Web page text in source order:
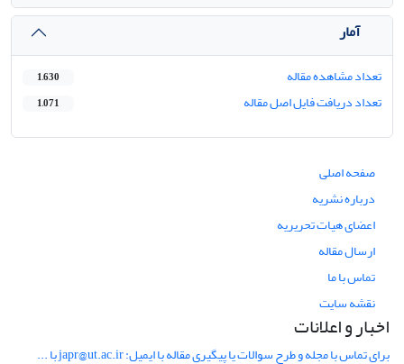
آمار
تعداد مشاهده مقاله 1,630
تعداد دریافت فایل اصل مقاله 1,071
صفحه اصلی
درباره نشریه
اعضای هیات تحریریه
ارسال مقاله
تماس با ما
نقشه سایت
اخبار و اعلانات
برای تماس با مجله و طرح سوالات یا پیگیری مقاله با ایمیل: japr@ut.ac.ir با ...